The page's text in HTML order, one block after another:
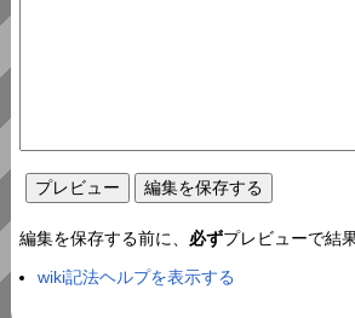
編集を保存する前に、 必ずプレビューで結
wiki記法ヘルプを表示する